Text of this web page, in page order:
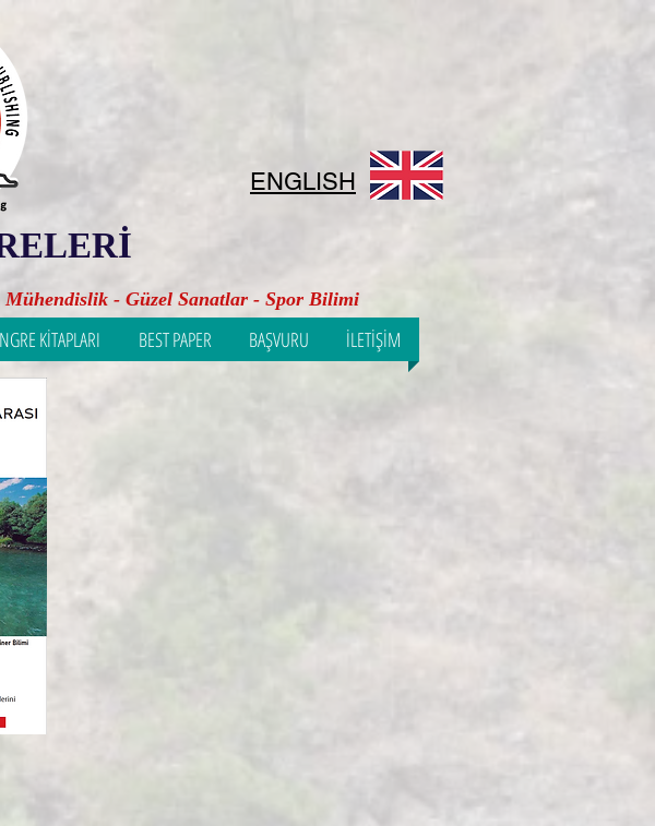
- Güzel Sanatlar - Spor Bilimi
KİTAPLARI BEST PAPER BAŞVURU İLETİŞİM
ENGLISH